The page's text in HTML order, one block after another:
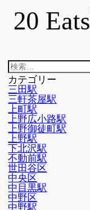
20 Eats
検
索:
カテゴリー
三田駅
三軒茶屋駅
上町駅
上野広小路駅
上野御徒町駅
上野駅
下北沢駅
不動前駅
世田谷区
中央区
中目黒駅
中野区
中野駅